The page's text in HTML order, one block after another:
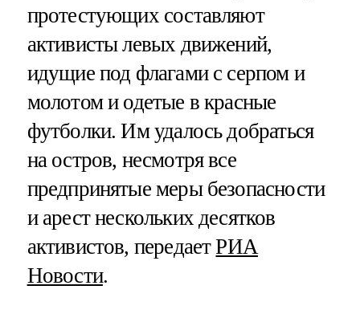
протестующих составляют
активисты левых движений,
идущие под флагами с серпом и
молотом и одетые в красные
футболки. Им удалось добраться
на остров, несмотря все
предпринятые меры безопасности
и арест нескольких десятков
активистов, передаетРИА
Новости.